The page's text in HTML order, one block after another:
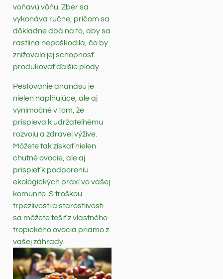
voňavú vôňu. Zber sa
vykonáva ručne, pričom sa
dôkladne dbá na to, aby sa
rastlina nepoškodila, čo by
znižovalo jej schopnosť
produkovať ďalšie plody.
Pestovanie ananásu je
nielen naplňujúce, ale aj
výnimočné v tom, že
prispieva k udržateľnému
rozvoju a zdravej výžive.
Môžete tak získať nielen
chutné ovocie, ale aj
prispieť k podporeniu
ekologických praxí vo vašej
komunite. S troškou
trpezlivosti a starostlivosti
sa môžete tešiť z vlastného
tropického ovocia priamo z
vašej záhrady.